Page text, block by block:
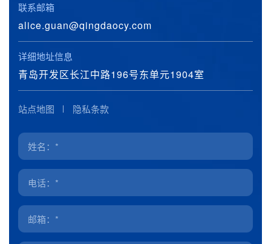
联系邮箱
alice.guan@qingdaocy.com
详细地址信息
青岛开发区长江中路196号东单元1904室
站点地图 隐私条款